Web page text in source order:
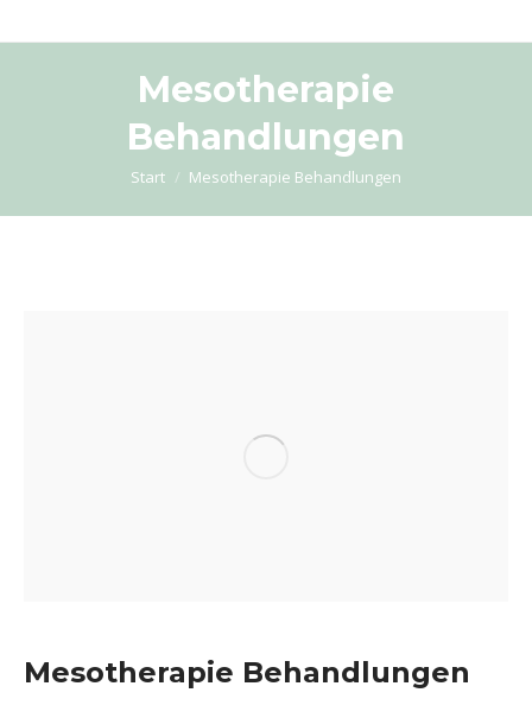
Mesotherapie
Behandlungen
Sie befinden sich hier:
Start Mesotherapie Behandlungen
Mesotherapie Behandlungen